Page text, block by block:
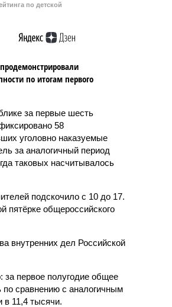
по детской
по итогам первого
за первые шесть
58
уголовно наказуемые
за аналогичный период
таковых насчитывалось
подскочило с 10 до 17.
пятёрке общероссийского
внутренних дел Российской
за первое полугодие общее
по сравнению с аналогичным
в 11,4 тысячи.